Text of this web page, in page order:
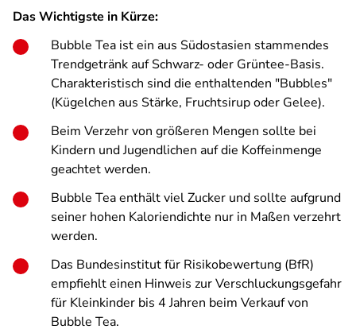
Das Wichtigste in Kürze:
Bubble Tea ist ein aus Südostasien stammendes
Trendgetränk auf Schwarz- oder Grüntee-Basis.
Charakteristisch sind die enthaltenden "Bubbles"
(Kügelchen aus Stärke, Fruchtsirup oder Gelee).
Beim Verzehr von größeren Mengen sollte bei
Kindern und Jugendlichen auf die Koffeinmenge
geachtet werden.
Bubble Tea enthält viel Zucker und sollte aufgrund
seiner hohen Kaloriendichte nur in Maßen verzehrt
werden.
Das Bundesinstitut für Risikobewertung (BfR)
empfiehlt einen Hinweis zur Verschluckungsgefahr
für Kleinkinder bis 4 Jahren beim Verkauf von
Bubble Tea.